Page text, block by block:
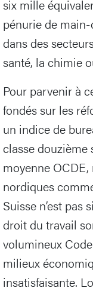
six mille
pénurie de
dans des
santé, la chimie
Pour parvenir à
fondés sur les
un indice de
classe douzième
moyenne
nordiques
Suisse n’est pas
droit du travail
volumineux
milieux
insatisfaisante.